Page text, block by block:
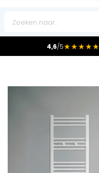
4,6/5★★★★★